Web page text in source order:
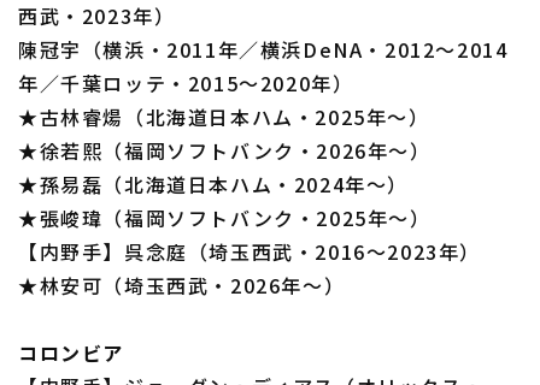
西武・2023年）
陳冠宇（横浜・2011年／横浜DeNA・2012～2014
年／千葉ロッテ・2015～2020年）
★古林睿煬（北海道日本ハム・2025年～）
★徐若熙（福岡ソフトバンク・2026年～）
★孫易磊（北海道日本ハム・2024年～）
★張峻瑋（福岡ソフトバンク・2025年～）
【内野手】呉念庭（埼玉西武・2016～2023年）
★林安可（埼玉西武・2026年～）
コロンビア